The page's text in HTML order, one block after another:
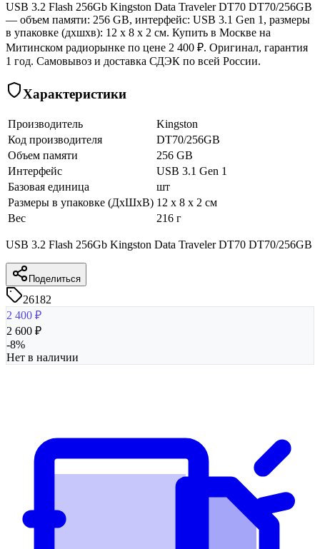
USB 3.2 Flash 256Gb Kingston Data Traveler DT70 DT70/256GB
— объем памяти: 256 GB, интерфейс: USB 3.1 Gen 1, размеры
в упаковке (дхшхв): 12 x 8 x 2 см. Купить в Москве на
Митинском радиорынке по цене 2 400 ₽. Оригинал, гарантия
1 год. Самовывоз и доставка СДЭК по всей России.
Характеристики
Производитель
Kingston
Код производителя
DT70/256GB
Объем памяти
256 GB
Интерфейс
USB 3.1 Gen 1
Базовая единица
шт
Размеры в упаковке (ДхШхВ) 12 x 8 x 2 см
Вес
216 г
USB 3.2 Flash 256Gb Kingston Data Traveler DT70 DT70/256GB
Поделиться
26182
2 400 ₽
2 600 ₽
-8%
Нет в наличии